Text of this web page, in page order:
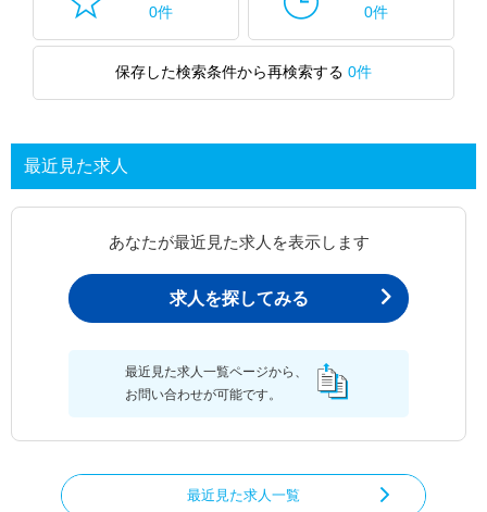
0件
0件
保存した検索条件から再検索する 0件
最近見た求人
あなたが最近見た求人を表示します
求人を探してみる
最近見た求人一覧ページから、
お問い合わせが可能です。
最近見た求人一覧